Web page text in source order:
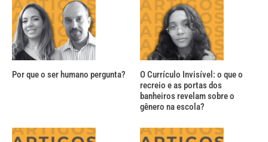
Por que o ser humano pergunta?
O Currículo Invisível: o que o
recreio e as portas dos
banheiros revelam sobre o
gênero na escola?